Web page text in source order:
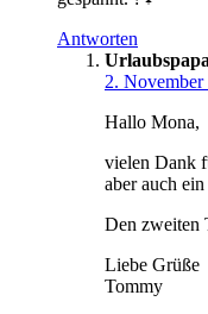
Antworten
Urlaubspapa
2.
Hallo Mona,
vielen Dank
aber auch
Den zweiten
Liebe Grüße
Tommy